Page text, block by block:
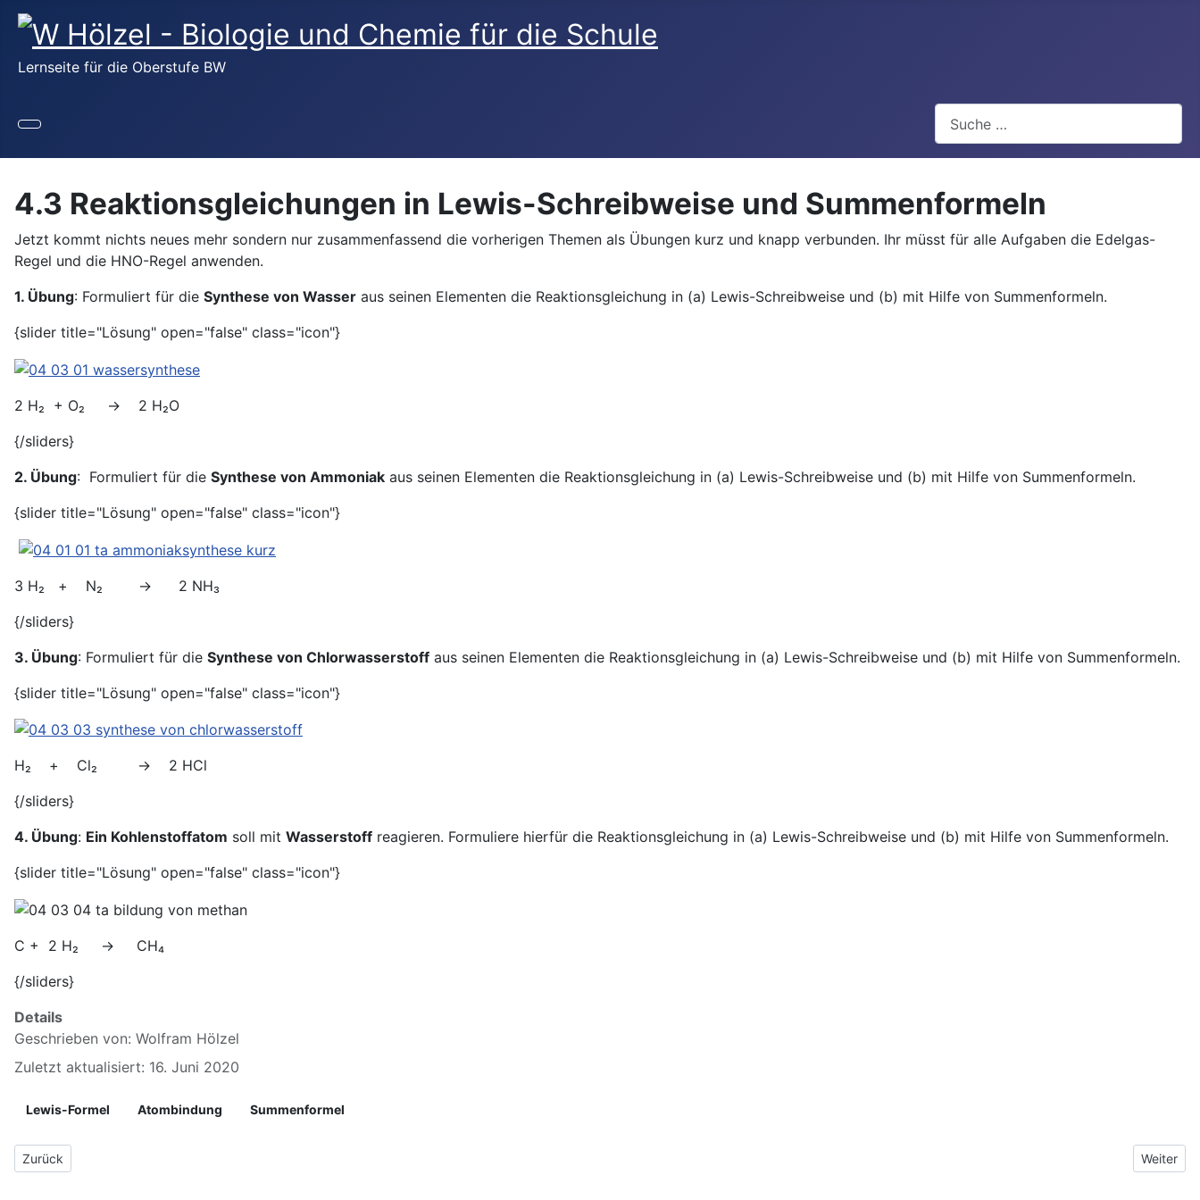
Lernseite für die Oberstufe BW
4.3 Reaktionsgleichungen in Lewis-Schreibweise und Summenformeln
Jetzt kommt nichts neues mehr sondern nur zusammenfassend die vorherigen Themen als Übungen kurz und knapp verbunden. Ihr müsst für alle Aufgaben die Edelgas-
Regel und die HNO-Regel anwenden.
1. Übung: Formuliert für die Synthese von Wasser aus seinen Elementen die Reaktionsgleichung in (a) Lewis-Schreibweise und (b) mit Hilfe von Summenformeln.
{slider title="Lösung" open="false" class="icon"}
2 H₂ + O₂ → 2 H₂O
{/sliders}
2. Übung: Formuliert für die Synthese von Ammoniak aus seinen Elementen die Reaktionsgleichung in (a) Lewis-Schreibweise und (b) mit Hilfe von Summenformeln.
{slider title="Lösung" open="false" class="icon"}
3 H₂ + N₂ → 2 NH₃
{/sliders}
3. Übung: Formuliert für die Synthese von Chlorwasserstoff aus seinen Elementen die Reaktionsgleichung in (a) Lewis-Schreibweise und (b) mit Hilfe von Summenformeln.
{slider title="Lösung" open="false" class="icon"}
H₂ + Cl₂ → 2 HCl
{/sliders}
4. Übung: Ein Kohlenstoffatom soll mit Wasserstoff reagieren. Formuliere hierfür die Reaktionsgleichung in (a) Lewis-Schreibweise und (b) mit Hilfe von Summenformeln.
{slider title="Lösung" open="false" class="icon"}
C + 2 H₂ → CH₄
{/sliders}
Details
Geschrieben von: Wolfram Hölzel
Zuletzt aktualisiert: 16. Juni 2020
Lewis-Formel Atombindung Summenformel
Vorheriger Beitrag: 4.2 Summenformel
Zurück Nächster
Weiter